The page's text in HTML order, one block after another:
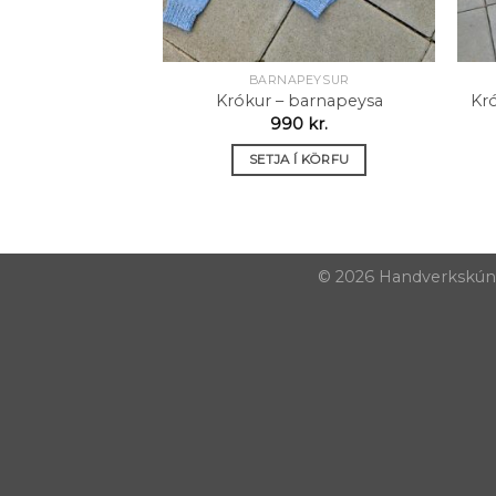
BARNAPEYSUR
Krókur – barnapeysa
990 kr.
SETJA Í KÖRFU
© 2026